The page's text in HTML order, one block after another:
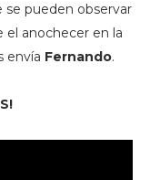
se pueden observar
el anochecer en la
envía Fernando.